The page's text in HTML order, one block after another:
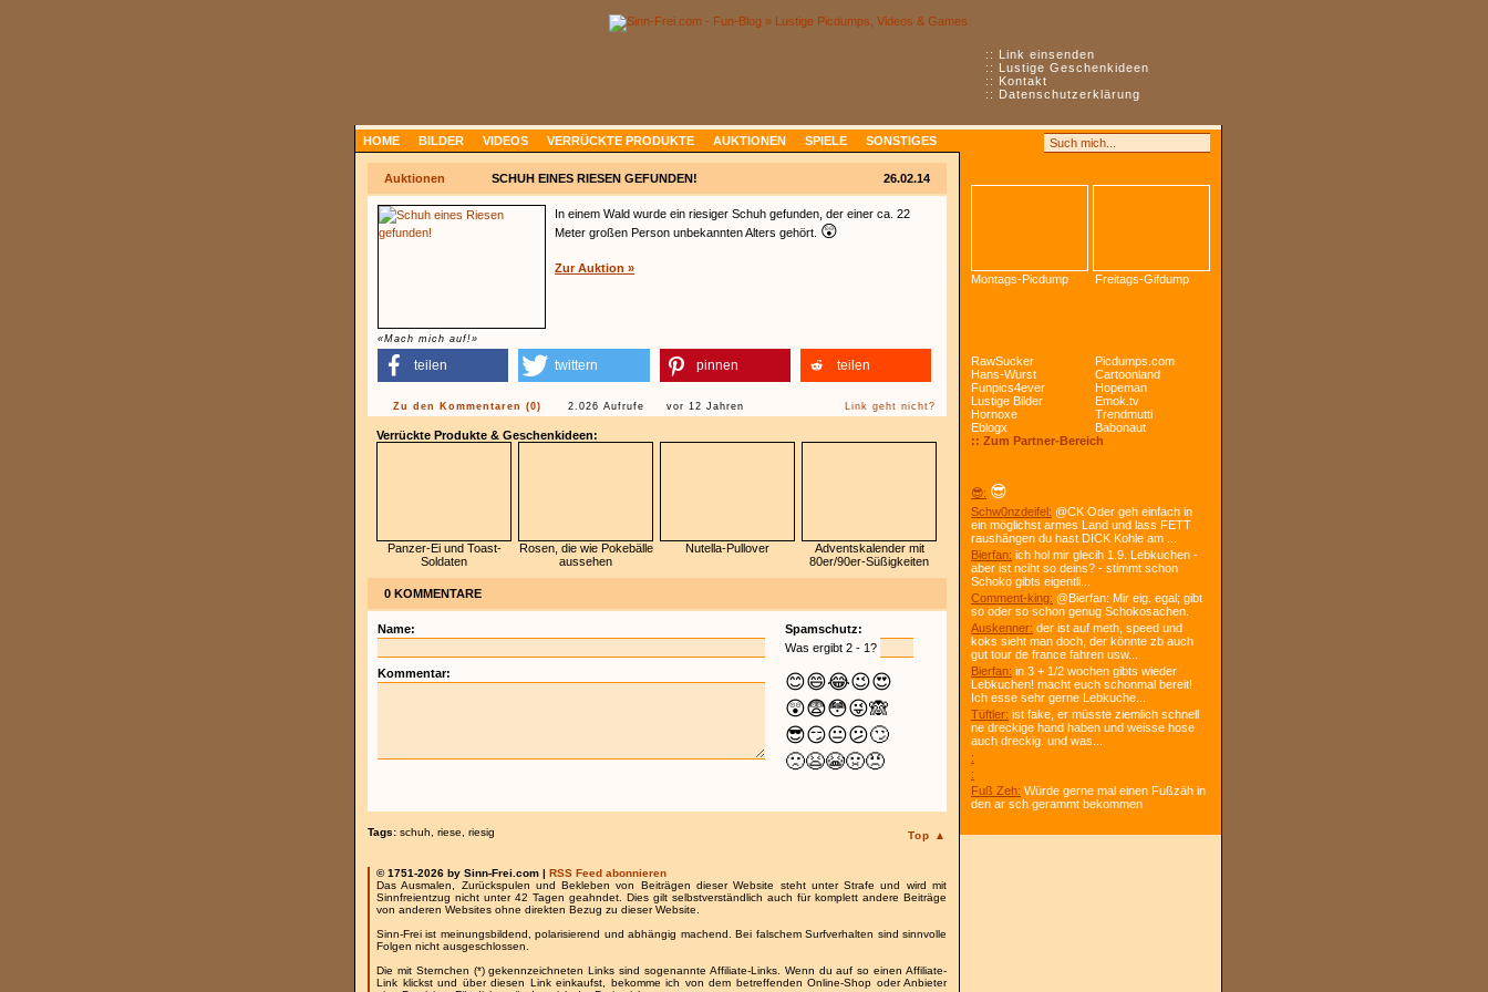
:: Link einsenden
:: Lustige Geschenkideen
:: Kontakt
:: Datenschutzerklärung
HOME BILDER VIDEOS VERRÜCKTE PRODUKTE AUKTIONEN SPIELE SONSTIGES
Auktionen 26.02.14
SCHUH EINES RIESEN GEFUNDEN!
«Mach mich auf!»
In einem Wald wurde ein riesiger Schuh gefunden, der einer ca. 22
Meter großen Person unbekannten Alters gehört. 😲
Zur Auktion »
teilen twittern pinnen teilen
Zu den Kommentaren (0) 2.026 Aufrufe vor 12 Jahren Link geht nicht?
Verrückte Produkte & Geschenkideen:
Panzer-Ei und Toast-
Soldaten
Rosen, die wie Pokebälle
aussehen
Nutella-Pullover
Adventskalender mit
80er/90er-Süßigkeiten
0 KOMMENTARE
Spamschutz:
Was ergibt 2 - 1?
😊😄😂😉😍
😲😨😳😜🙈
😎😏😐😕🙄
🙁😫😭🤢😠
Name:
Kommentar:
Top ▲
Tags: schuh riese riesig
© 1751-2026 by Sinn-Frei.com | RSS Feed abonnieren
Das Ausmalen, Zurückspulen und Bekleben von Beiträgen dieser Website steht unter Strafe und wird mit
Sinnfreientzug nicht unter 42 Tagen geahndet. Dies gilt selbstverständlich auch für komplett andere Beiträge
von anderen Websites ohne direkten Bezug zu dieser Website.
Sinn-Frei ist meinungsbildend, polarisierend und abhängig machend. Bei falschem Surfverhalten sind sinnvolle
Folgen nicht ausgeschlossen.
Die mit Sternchen (*) gekennzeichneten Links sind sogenannte Affiliate-Links. Wenn du auf so einen Affiliate-
Link klickst und über diesen Link einkaufst, bekomme ich von dem betreffenden Online-Shop oder Anbieter
Montags-Picdump Freitags-Gifdump
RawSucker
Picdumps.com
Hans-Wurst
Cartoonland
Funpics4ever
Hopeman
Lustige Bilder
Emok.tv
Hornoxe
Trendmutti
Eblogx
Babonaut
:: Zum Partner-Bereich
😎: 😎
Schw0nzdeifel: @CK Oder geh einfach in
ein möglichst armes Land und lass FETT
raushängen du hast DICK Kohle am ...
Bierfan: ich hol mir glecih 1.9. Lebkuchen -
aber ist nciht so deins? - stimmt schon
Schoko gibts eigentli...
Comment-king: @Bierfan: Mir eig. egal; gibt
so oder so schon genug Schokosachen.
Auskenner: der ist auf meth, speed und
koks sieht man doch, der könnte zb auch
gut tour de france fahren usw...
Bierfan: in 3 + 1/2 wochen gibts wieder
Lebkuchen! macht euch schonmal bereit!
Ich esse sehr gerne Lebkuche...
Tüftler: ist fake, er müsste ziemlich schnell
ne dreckige hand haben und weisse hose
auch dreckig. und was...
:
:
Fuß Zeh: Würde gerne mal einen Fußzäh in
den ar sch gerammt bekommen